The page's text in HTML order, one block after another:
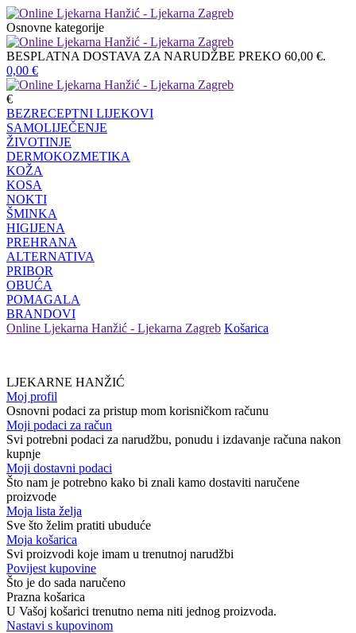
Osnovne kategorije
BESPLATNA DOSTAVA ZA NARUDŽBE PREKO 60,00 €.
0,00 €
€
BEZRECEPTNI LIJEKOVI
SAMOLIJEČENJE
ŽIVOTINJE
DERMOKOZMETIKA
KOŽA
KOSA
NOKTI
ŠMINKA
HIGIJENA
PREHRANA
ALTERNATIVA
PRIBOR
OBUĆA
POMAGALA
BRANDOVI
Online Ljekarna Hanžić - Ljekarna Zagreb Košarica
LJEKARNE HANŽIĆ
Moj profil
Osnovni podaci za pristup mom korisničkom računu
Moji podaci za račun
Svi potrebni podaci za narudžbu, ponudu i izdavanje računa nakon
kupnje
Moji dostavni podaci
Što nam je potrebno kako bi znali kamo dostaviti naručene
proizvode
Moja lista želja
Sve što želim pratiti ubuduće
Moja košarica
Svi proizvodi koje imam u trenutnoj narudžbi
Povijest kupovine
Što je do sada naručeno
Prazna košarica
U Vašoj košarici trenutno nema niti jednog proizvoda.
Nastavi s kupovinom